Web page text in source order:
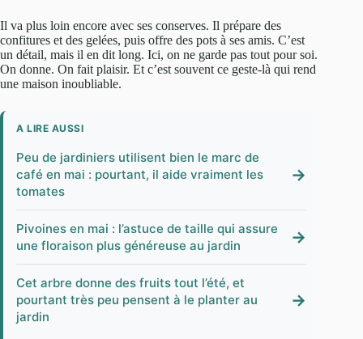
Il va plus loin encore avec ses conserves. Il prépare des
confitures et des gelées, puis offre des pots à ses amis. C’est
un détail, mais il en dit long. Ici, on ne garde pas tout pour soi.
On donne. On fait plaisir. Et c’est souvent ce geste-là qui rend
une maison inoubliable.
A LIRE AUSSI
Peu de jardiniers utilisent bien le marc de
café en mai : pourtant, il aide vraiment les
tomates
→
Pivoines en mai : l’astuce de taille qui assure
une floraison plus généreuse au jardin
→
Cet arbre donne des fruits tout l’été, et
pourtant très peu pensent à le planter au
jardin
→